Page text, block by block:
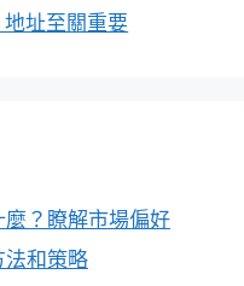
址至關重要
？瞭解市場偏好
法和策略